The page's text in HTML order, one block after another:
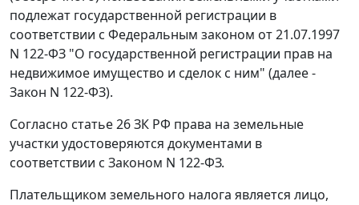
подлежат государственной регистрации в
соответствии с Федеральным законом от 21.07.1997
N 122-ФЗ "О государственной регистрации прав на
недвижимое имущество и сделок с ним" (далее -
Закон N 122-ФЗ).
Согласно статье 26ЗК РФ права на земельные
участки удостоверяются документами в
соответствии с Законом N 122-ФЗ.
Плательщиком земельного налога является лицо,